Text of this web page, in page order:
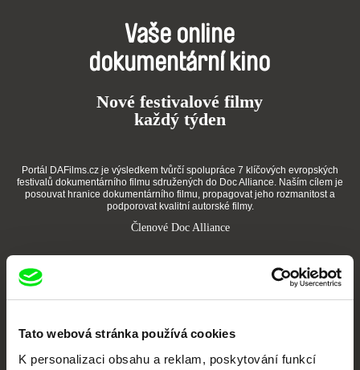
Tato webová stránka používá cookies
K personalizaci obsahu a reklam, poskytování funkcí
Vaše online
dokumentární kino
Nové festivalové filmy
každý týden
Portál DAFilms.cz je výsledkem tvůrčí spolupráce 7 klíčových evropských
festivalů dokumentárního filmu sdružených do Doc Alliance. Naším cílem je
posouvat hranice dokumentárního filmu, propagovat jeho rozmanitost a
podporovat kvalitní autorské filmy.
Členové Doc Alliance